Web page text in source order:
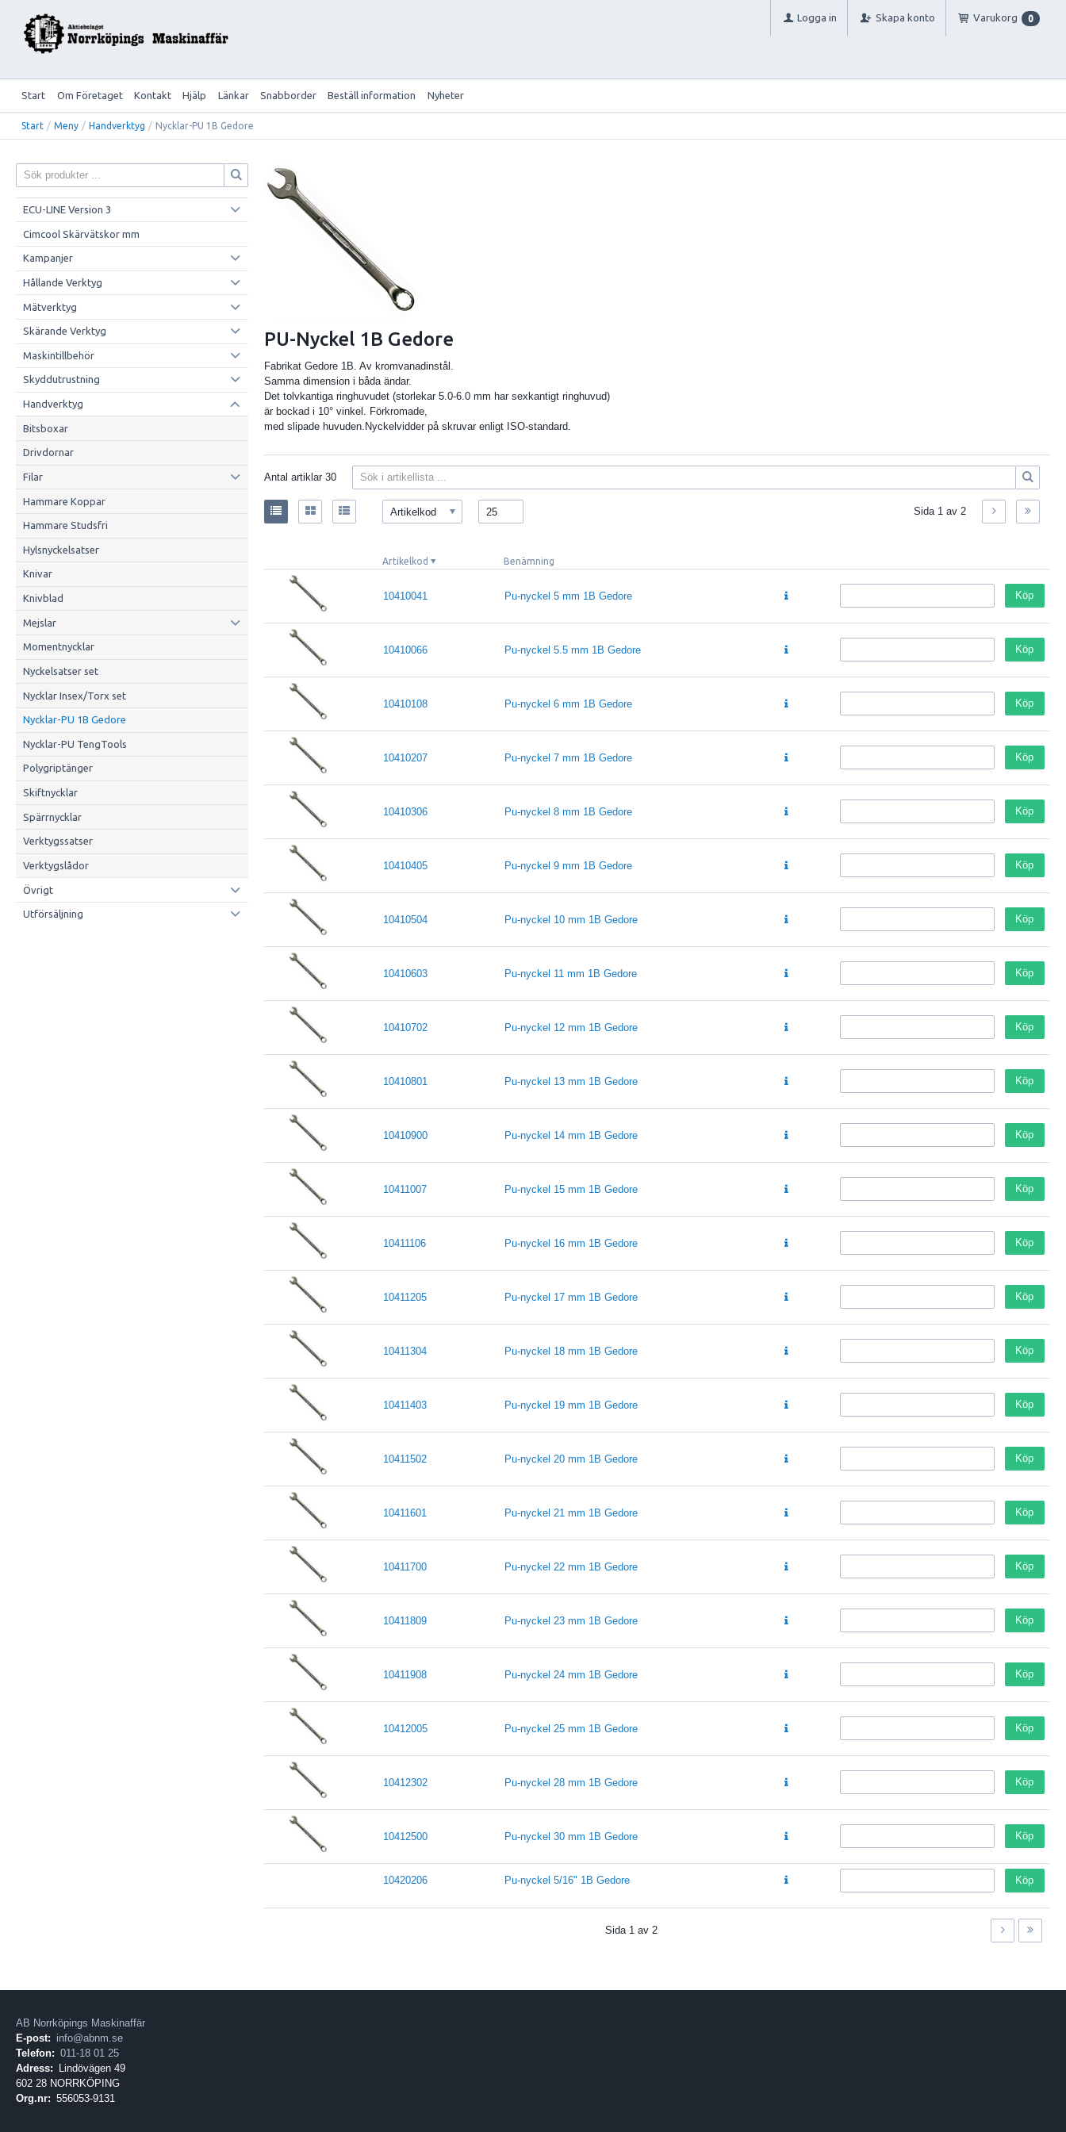
Logga in Skapa konto Varukorg 0
Start Om Företaget Kontakt Hjälp Länkar Snabborder Beställ information Nyheter
Start / Meny / Handverktyg / Nycklar-PU 1B Gedore
ECU-LINE Version 3
Cimcool Skärvätskor mm
Kampanjer
Hållande Verktyg
Mätverktyg
Skärande Verktyg
Maskintillbehör
Skyddutrustning
Handverktyg
Bitsboxar
Drivdornar
Filar
Hammare Koppar
Hammare Studsfri
Hylsnyckelsatser
Knivar
Knivblad
Mejslar
Momentnycklar
Nyckelsatser set
Nycklar Insex/Torx set
Nycklar-PU 1B Gedore
Nycklar-PU TengTools
Polygriptänger
Skiftnycklar
Spärrnycklar
Verktygssatser
Verktygslådor
Övrigt
Utförsäljning
PU-Nyckel 1B Gedore
Fabrikat Gedore 1B. Av kromvanadinstål.
Samma dimension i båda ändar.
Det tolvkantiga ringhuvudet (storlekar 5.0-6.0 mm har sexkantigt ringhuvud)
är bockad i 10° vinkel. Förkromade,
med slipade huvuden.Nyckelvidder på skruvar enligt ISO-standard.
Antal artiklar30
Artikelkod 25 Sida 1 av 2
Artikelkod Benämning
10410041 Pu-nyckel 5 mm 1B Gedore Köp
10410066 Pu-nyckel 5.5 mm 1B Gedore Köp
10410108 Pu-nyckel 6 mm 1B Gedore Köp
10410207 Pu-nyckel 7 mm 1B Gedore Köp
10410306 Pu-nyckel 8 mm 1B Gedore Köp
10410405 Pu-nyckel 9 mm 1B Gedore Köp
10410504 Pu-nyckel 10 mm 1B Gedore Köp
10410603 Pu-nyckel 11 mm 1B Gedore Köp
10410702 Pu-nyckel 12 mm 1B Gedore Köp
10410801 Pu-nyckel 13 mm 1B Gedore Köp
10410900 Pu-nyckel 14 mm 1B Gedore Köp
10411007 Pu-nyckel 15 mm 1B Gedore Köp
10411106 Pu-nyckel 16 mm 1B Gedore Köp
10411205 Pu-nyckel 17 mm 1B Gedore Köp
10411304 Pu-nyckel 18 mm 1B Gedore Köp
10411403 Pu-nyckel 19 mm 1B Gedore Köp
10411502 Pu-nyckel 20 mm 1B Gedore Köp
10411601 Pu-nyckel 21 mm 1B Gedore Köp
10411700 Pu-nyckel 22 mm 1B Gedore Köp
10411809 Pu-nyckel 23 mm 1B Gedore Köp
10411908 Pu-nyckel 24 mm 1B Gedore Köp
10412005 Pu-nyckel 25 mm 1B Gedore Köp
10412302 Pu-nyckel 28 mm 1B Gedore Köp
10412500 Pu-nyckel 30 mm 1B Gedore Köp
10420206 Pu-nyckel 5/16" 1B Gedore Köp
Sida 1 av 2
AB Norrköpings Maskinaffär
E-post: info@abnm.se
Telefon: 011-18 01 25
Adress:
Lindövägen 49
602 28 NORRKÖPING
Org.nr: 556053-9131